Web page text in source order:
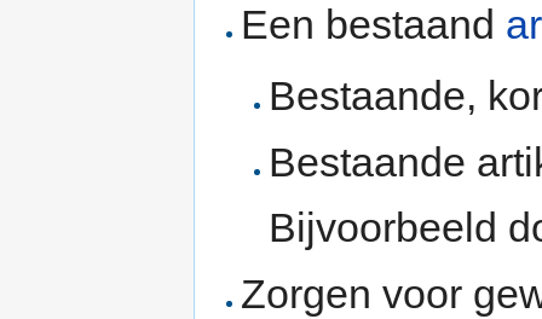
Een bestaand
Bestaande,
Bestaande
Bijvoorbeeld
Zorgen voor